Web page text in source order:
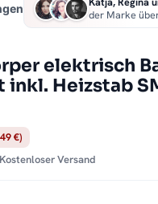
der Marke
elektrisch
inkl. Heizstab
€)
Versand